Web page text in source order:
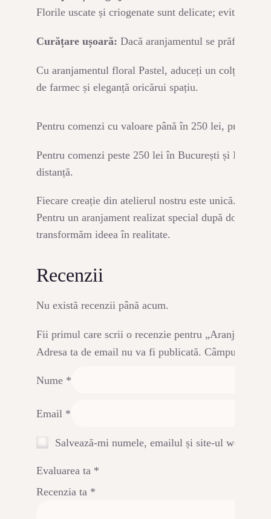
Florile uscate și criogenate sunt delicate; evitați
Curățare ușoară: Dacă aranjamentul se
Cu aranjamentul floral Pastel, aduceți un colț de
de farmec și eleganță oricărui spațiu.
Pentru comenzi cu valoare până în 250 lei,
Pentru comenzi peste 250 lei în București și
distanță.
Fiecare creație din atelierul nostru este unică. Dacă
Pentru un aranjament realizat special după
transformăm ideea în realitate.
Recenzii
Nu există recenzii până acum.
Fii primul care scrii o recenzie pentru „Aranjament
Adresa ta de email nu va fi publicată. Câmpurile
Nume *
Email *
Salvează-mi numele, emailul și site-ul web în
Evaluarea ta *
Recenzia ta *